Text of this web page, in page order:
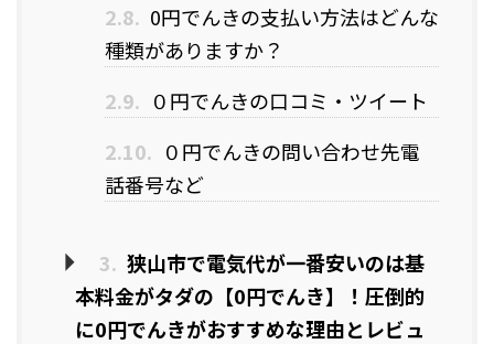
2.8. 0円でんきの支払い方法はどんな
種類がありますか？
2.9. ０円でんきの口コミ・ツイート
2.10. ０円でんきの問い合わせ先電
話番号など
3. 狭山市で電気代が一番安いのは基
本料金がタダの【0円でんき】！圧倒的
に0円でんきがおすすめな理由とレビュ